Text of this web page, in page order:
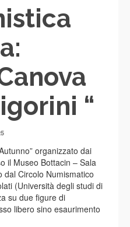
“
organizzato dai
il Museo Bottacin – Sala
Circolo Numismatico
(Università degli studi di
su due figure di
libero sino esaurimento